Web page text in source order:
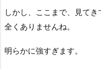
しかし、ここまで、見て
全くありませんね。
明らかに強すぎます。